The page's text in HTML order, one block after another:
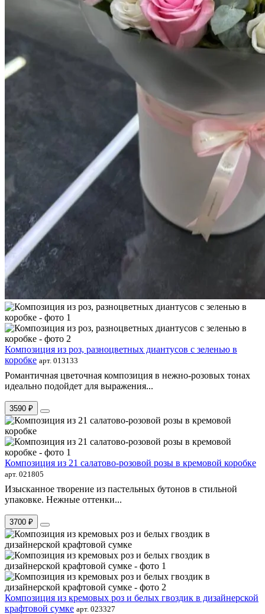
Композиция из роз, разноцветных диантусов с зеленью в
коробке арт. 013133
Романтичная цветочная композиция в нежно-розовых тонах
идеально подойдет для выражения...
3590 ₽
Композиция из 21 салатово-розовой розы в кремовой коробке
арт. 021805
Изысканное творение из пастельных бутонов в стильной
упаковке. Нежные оттенки...
3700 ₽
Композиция из кремовых роз и белых гвоздик в дизайнерской
крафтовой сумке арт. 023327